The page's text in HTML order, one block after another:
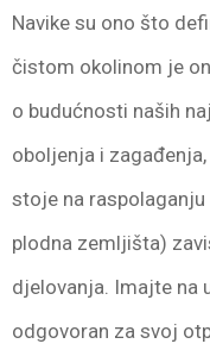
Navike su ono što
čistom okolinom je
o budućnosti naših
oboljenja i
stoje na
plodna zemljišta)
djelovanja. Imajte na
odgovoran za svoj